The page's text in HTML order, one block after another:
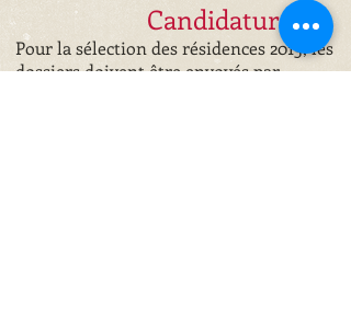
Candidature
Pour la sélection des résidences 2015, les
dossiers doivent être envoyés par